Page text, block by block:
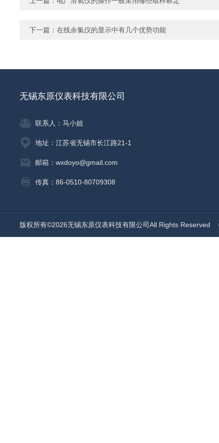
下一篇： 在线余氯仪的显示中有几个优势功能
无锡东原仪表科技有限公司
联系人：马小姐
地址：江苏省无锡市长江路21-1
邮箱：wxdoyo@gmail.com
传真：86-0510-80709308
版权所有©2026无锡东原仪表科技有限公司All Rights Reserved